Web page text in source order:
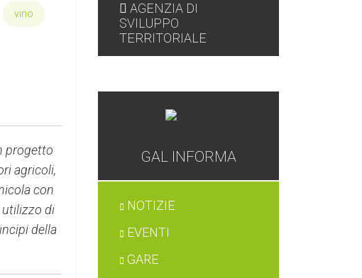
vino
progetto
agricoli,
con
utilizzo di
della
AGENZIA DI
SVILUPPO
TERRITORIALE
GAL INFORMA
NOTIZIE
EVENTI
GARE